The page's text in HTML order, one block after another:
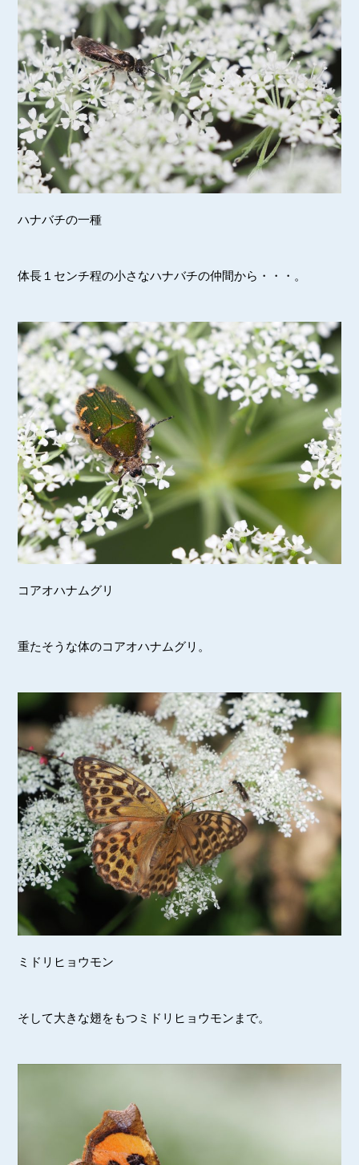
ハナバチの一種
体長１センチ程の小さなハナバチの仲間から・・・。
コアオハナムグリ
重たそうな体のコアオハナムグリ。
ミドリヒョウモン
そして大きな翅をもつミドリヒョウモンまで。